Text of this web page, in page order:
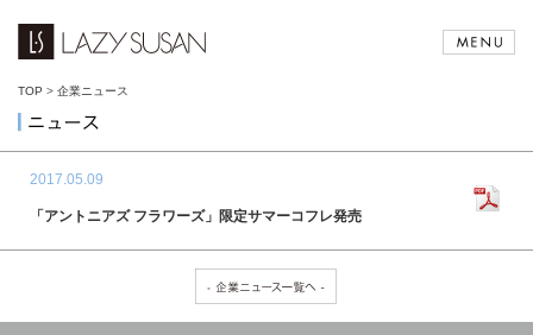
TOP > 企業ニュース
2017.05.09
「アントニアズ フラワーズ」限定サマーコフレ発売